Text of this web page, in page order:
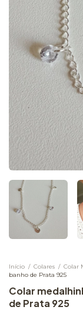
Início / Colares / Colar
banho de Prata 925
Colar
de Prata 925